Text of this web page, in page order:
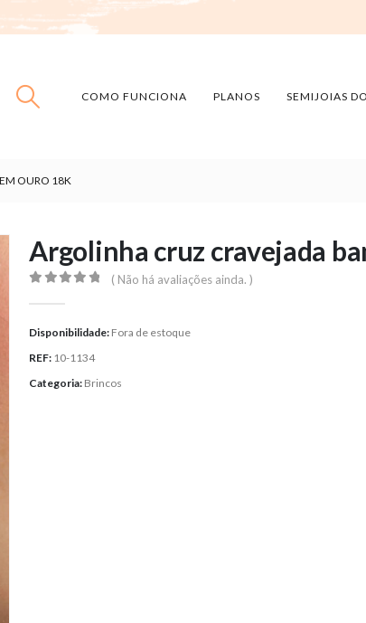
COMO FUNCIONA PLANOS SEMIJOIAS
OURO 18K
Argolinha cruz cravejada
( Não há avaliações ainda. )
Disponibilidade: Fora de estoque
REF: 10-1134
Categoria: Brincos